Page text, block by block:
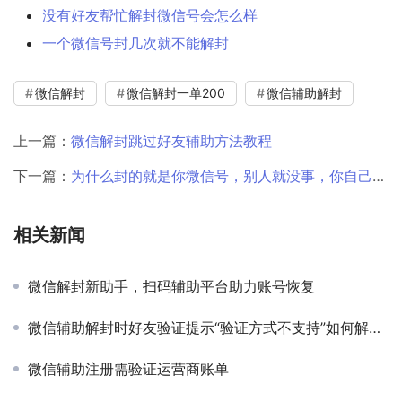
没有好友帮忙解封微信号会怎么样
一个微信号封几次就不能解封
微信解封 微信解封一单200 微信辅助解封
上一篇： 微信解封跳过好友辅助方法教程
下一篇： 为什么封的就是你微信号，别人就没事，你自己会解封吗
相关新闻
微信解封新助手，扫码辅助平台助力账号恢复
微信辅助解封时好友验证提示“验证方式不支持”如何解决？
微信辅助注册需验证运营商账单